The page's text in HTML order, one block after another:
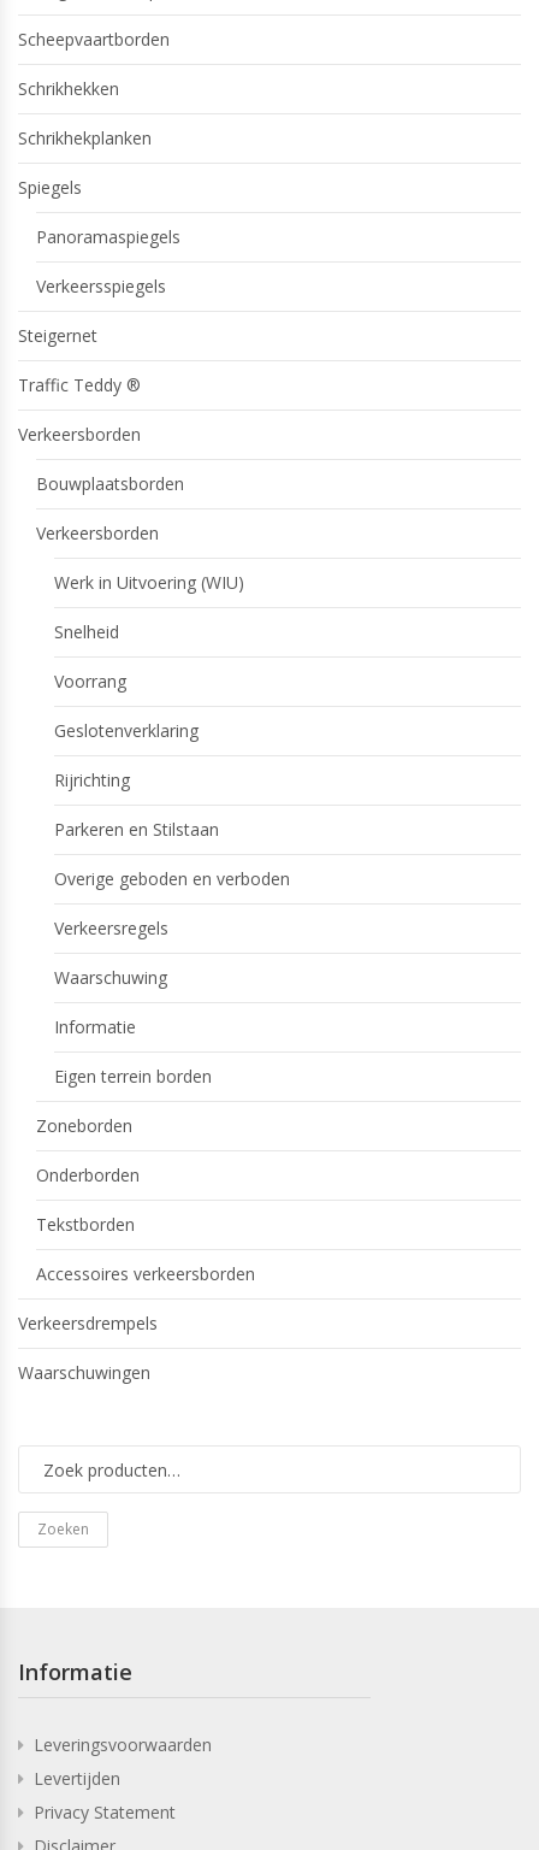
Scheepvaartborden
Schrikhekken
Schrikhekplanken
Spiegels
Panoramaspiegels
Verkeersspiegels
Steigernet
Traffic Teddy ®
Verkeersborden
Bouwplaatsborden
Verkeersborden
Werk in Uitvoering (WIU)
Snelheid
Voorrang
Geslotenverklaring
Rijrichting
Parkeren en Stilstaan
Overige geboden en verboden
Verkeersregels
Waarschuwing
Informatie
Eigen terrein borden
Zoneborden
Onderborden
Tekstborden
Accessoires verkeersborden
Verkeersdrempels
Waarschuwingen
Zoeken
Informatie
Leveringsvoorwaarden
Levertijden
Privacy Statement